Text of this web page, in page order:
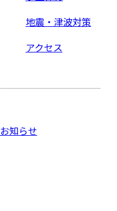
地震・津波対策
アクセス
お知らせ